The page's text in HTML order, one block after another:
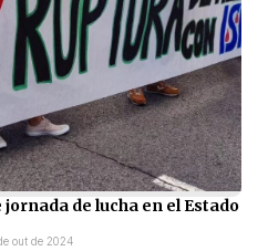
de lucha en el Estado
out de 2024